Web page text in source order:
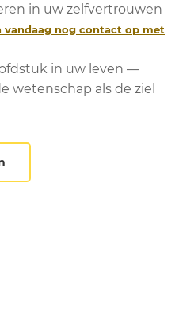
in uw zelfvertrouwen
vandaag nog contact op met
in uw leven —
wetenschap als de ziel